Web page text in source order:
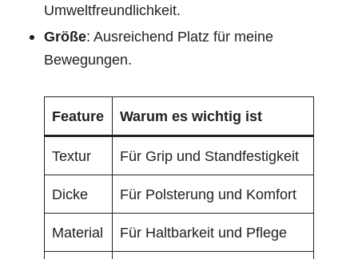
Umweltfreundlichkeit.
Größe: Ausreichend Platz für meine
Bewegungen.
Feature Warum es wichtig ist
Textur Für Grip und Standfestigkeit
Dicke Für Polsterung und Komfort
Material Für Haltbarkeit und Pflege